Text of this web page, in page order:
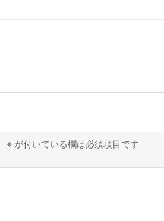
※ が付いている欄は必須項目です